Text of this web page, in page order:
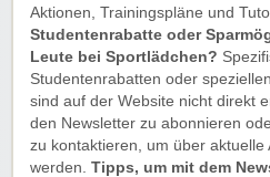
Aktionen, Trainingspläne und
Studentenrabatte oder
Leute bei Sportlädchen?
Studentenrabatten oder
sind auf der Website nicht direkt
den Newsletter zu abonnieren
zu kontaktieren, um über aktuelle
werden. Tipps, um mit dem